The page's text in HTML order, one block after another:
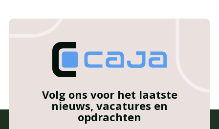
Volg ons voor het laatste
nieuws, vacatures en
opdrachten